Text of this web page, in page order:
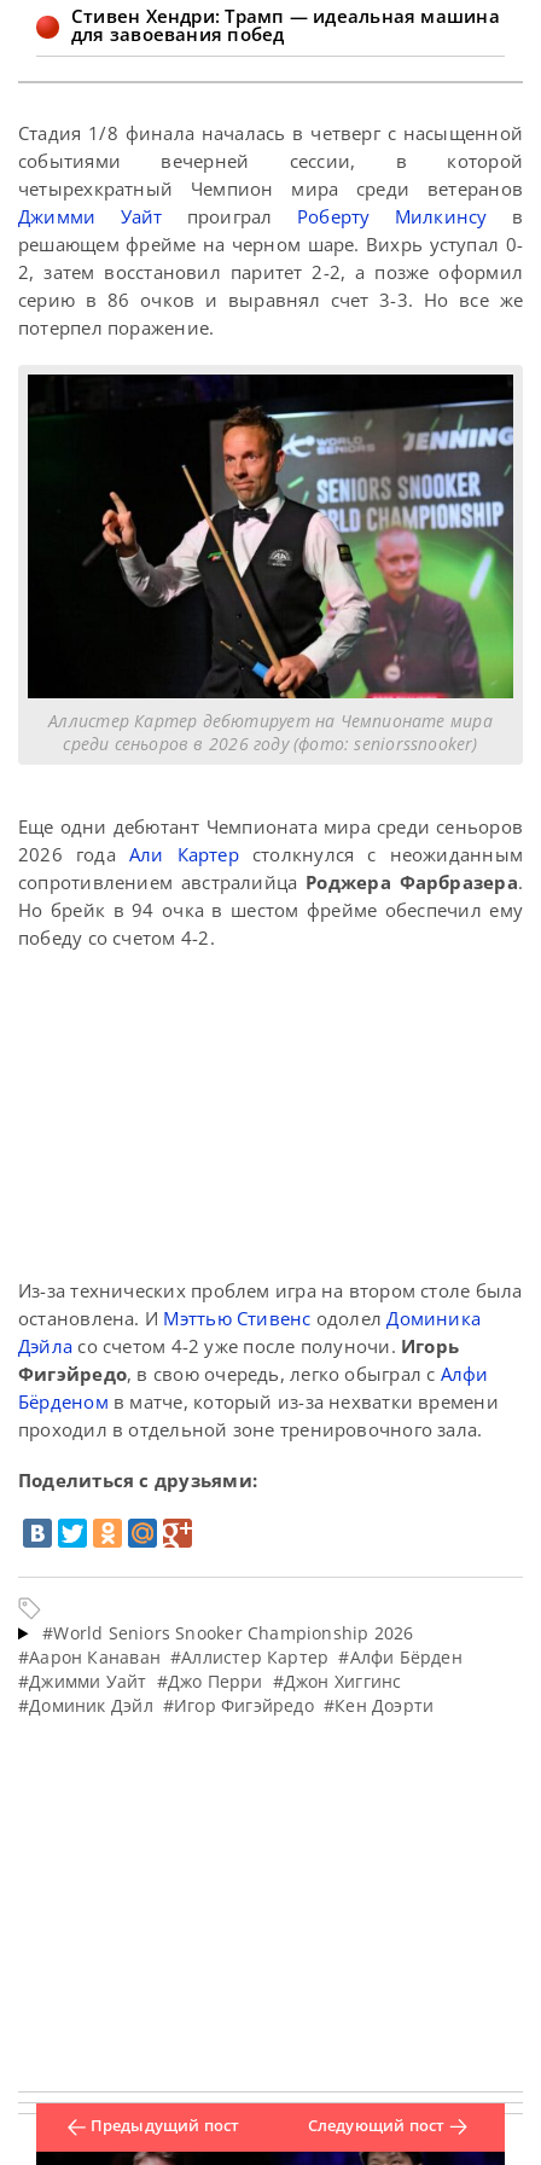
Стивен Хендри: Трамп — идеальная машина
для завоевания побед
Стадия 1/8 финала началась в четверг с насыщенной
событиями вечерней сессии, в которой
четырехкратный Чемпион мира среди ветеранов
Джимми Уайт проиграл Роберту Милкинсу в
решающем фрейме на черном шаре. Вихрь уступал 0-
2, затем восстановил паритет 2-2, а позже оформил
серию в 86 очков и выравнял счет 3-3. Но все же
потерпел поражение.
Аллистер Картер дебютирует на Чемпионате мира
среди сеньоров в 2026 году (фото: seniorssnooker)
Еще одни дебютант Чемпионата мира среди сеньоров
2026 года Али Картерстолкнулся с неожиданным
сопротивлением австралийца Роджера Фарбразера.
Но брейк в 94 очка в шестом фрейме обеспечил ему
победу со счетом 4-2.
Из-за технических проблем игра на втором столе была
остановлена. И Мэттью Стивенс одолелДоминика
Дэйла со счетом 4-2 уже после полуночи. Игорь
Фигэйредо, в свою очередь, легко обыграл с Алфи
Бёрденом в матче, который из-за нехватки времени
проходил в отдельной зоне тренировочного зала.
Поделиться с друзьями:
#World Seniors Snooker Championship 2026
#Аарон Канаван #Аллистер Картер #Алфи Бёрден
#Джимми Уайт #Джо Перри #Джон Хиггинс
#Доминик Дэйл #Игор Фигэйредо #Кен Доэрти
Предыдущий пост Следующий пост